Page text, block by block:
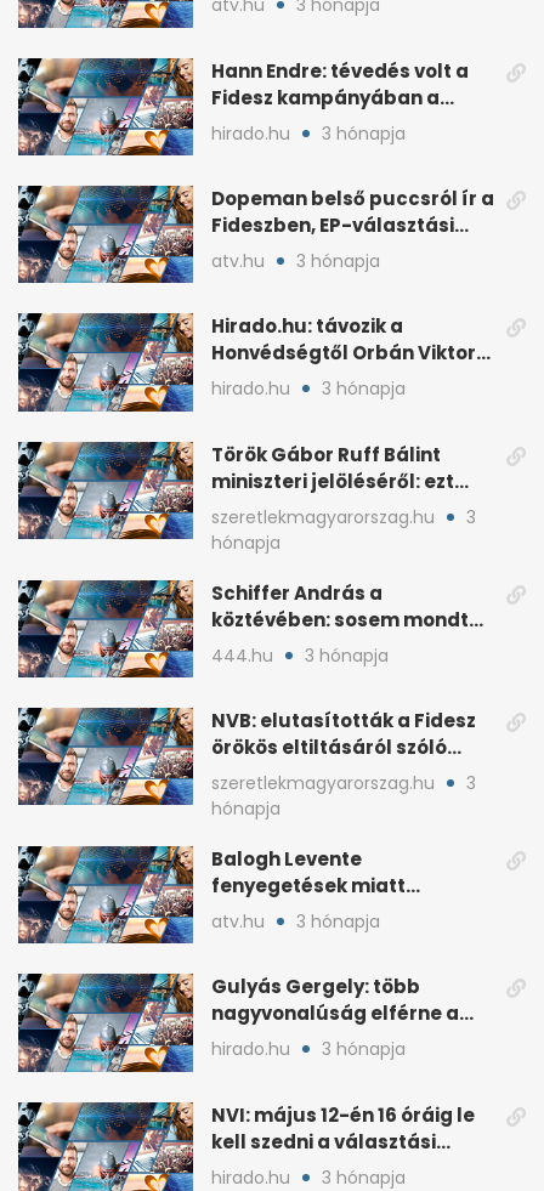
atv.hu 3 hónapja
Hann Endre: tévedés volt a
Fidesz kampányában a
háborús veszély
hirado.hu 3 hónapja
Dopeman belső puccsról ír a
Fideszben, EP-választási
árral
atv.hu 3 hónapja
Hirado.hu: távozik a
Honvédségtől Orbán Viktor
fia, Orbán Gáspár
hirado.hu 3 hónapja
Török Gábor Ruff Bálint
miniszteri jelöléséről: ezt
írta a posztjában
szeretlekmagyarorszag.hu
3
hónapja
Schiffer András a
köztévében: sosem mondta,
ki fog nyerni
444.hu 3 hónapja
NVB: elutasították a Fidesz
örökös eltiltásáról szóló
népszavazást
szeretlekmagyarorszag.hu
3
hónapja
Balogh Levente
fenyegetések miatt
lemondta erdélyi előadás-
atv.hu 3 hónapja
Gulyás Gergely: több
nagyvonalúság elférne a
kétharmados győztesekben
hirado.hu 3 hónapja
NVI: május 12-én 16 óráig le
kell szedni a választási
plakátokat
hirado.hu 3 hónapja